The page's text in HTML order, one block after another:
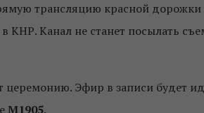
трансляцию красной
в КНР. Канал не станет посылать
церемонию. Эфир в записи будет
M1905.